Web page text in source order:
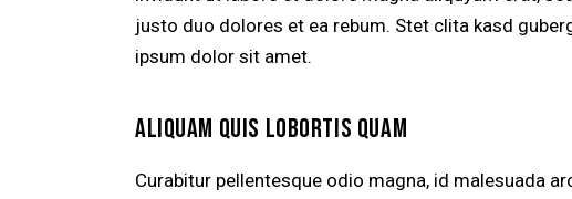
justo duo dolores et ea rebum. Stet clita kasd
ipsum dolor sit amet.
ALIQUAM QUIS LOBORTIS QUAM
Curabitur pellentesque odio magna, id malesuada